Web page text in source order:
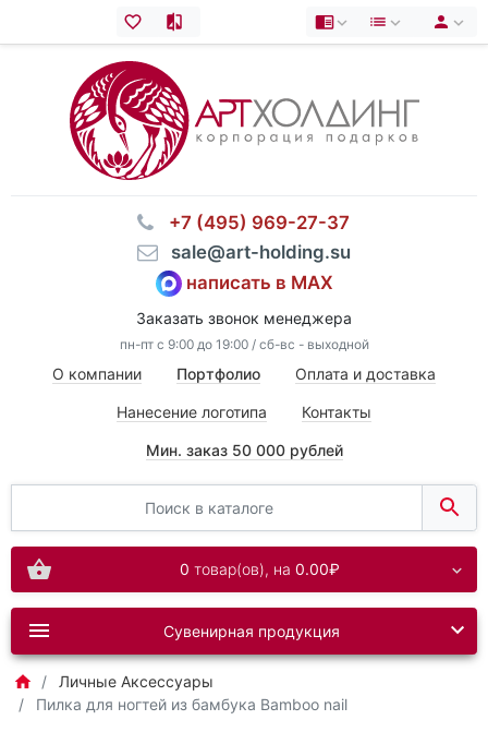
⠀+7 (495) 969-27-37
⠀sale@art-holding.su
написать в MAX
Заказать звонок менеджера
пн-пт с 9:00 до 19:00 / сб-вс - выходной
О компании Портфолио Оплата и доставка
Нанесение логотипа Контакты
Мин. заказ 50 000 рублей
0 товар(ов), на 0.00₽
Сувенирная продукция
Личные Аксессуары
Пилка для ногтей из бамбука Bamboo nail